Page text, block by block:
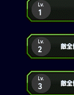
Lv.
1
敵
Lv.
2
敵
Lv.
3